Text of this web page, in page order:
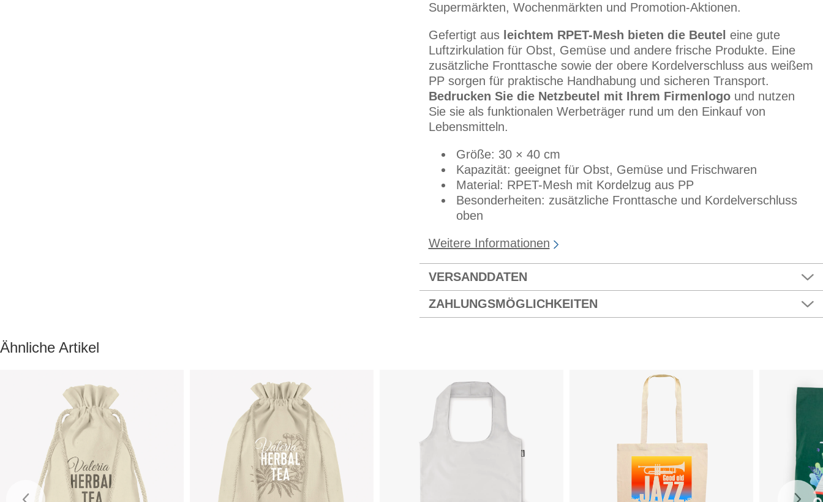
Supermärkten, Wochenmärkten und Promotion-Aktionen.
Gefertigt aus leichtem RPET-Mesh bieten die Beutel eine gute
Luftzirkulation für Obst, Gemüse und andere frische Produkte. Eine
zusätzliche Fronttasche sowie der obere Kordelverschluss aus weißem
PP sorgen für praktische Handhabung und sicheren Transport.
Bedrucken Sie die Netzbeutel mit Ihrem Firmenlogound nutzen
Sie sie als funktionalen Werbeträger rund um den Einkauf von
Lebensmitteln.
Größe: 30 × 40 cm
Kapazität: geeignet für Obst, Gemüse und Frischwaren
Material: RPET-Mesh mit Kordelzug aus PP
Besonderheiten: zusätzliche Fronttasche und Kordelverschluss
oben
Weitere Informationen
VERSANDDATEN
ZAHLUNGSMÖGLICHKEITEN
Ähnliche Artikel